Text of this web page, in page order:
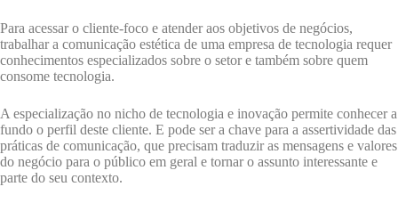
Para acessar o cliente-foco e atender aos objetivos de negócios,
trabalhar a comunicação estética de uma empresa de tecnologia requer
conhecimentos especializados sobre o setor e também sobre quem
consome tecnologia.
A especialização no nicho de tecnologia e inovação permite conhecer a
fundo o perfil deste cliente. E pode ser a chave para a assertividade das
práticas de comunicação, que precisam traduzir as mensagens e valores
do negócio para o público em geral e tornar o assunto interessante e
parte do seu contexto.